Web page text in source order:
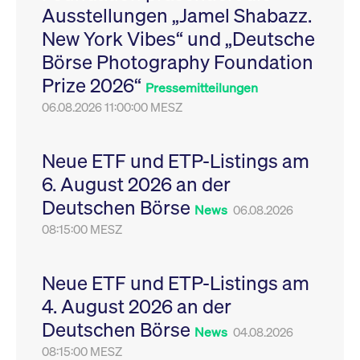
Ausstellungen „Jamel Shabazz.
New York Vibes“ und „Deutsche
Börse Photography Foundation
Prize 2026“ Pressemitteilungen
06.08.2026 11:00:00 MESZ
Neue ETF und ETP-Listings am
6. August 2026 an der
Deutschen Börse News 06.08.2026
08:15:00 MESZ
Neue ETF und ETP-Listings am
4. August 2026 an der
Deutschen Börse News 04.08.2026
08:15:00 MESZ
Leistung der Website
zu messen. Es handelt
sich um ein Muster-
Cookie, bei dem auf
das Präfix _pk_ses
eine kurze Reihe von
VISITOR_PRIVACY_METADATA
YouTube
.youtube.com
6
Monate
Dieses Cookie dient
Speicherung der
Einwilligungs- und
des Nutzers für ihre
Interaktion mit der
Sitzungen geehrt